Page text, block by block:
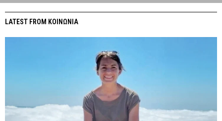
LATEST FROM ΚΟΙΝΩΝΙΑ